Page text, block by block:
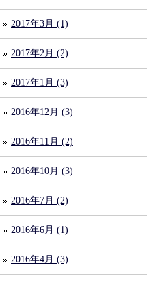
2017年3月 (1)
2017年2月 (2)
2017年1月 (3)
2016年12月 (3)
2016年11月 (2)
2016年10月 (3)
2016年7月 (2)
2016年6月 (1)
2016年4月 (3)